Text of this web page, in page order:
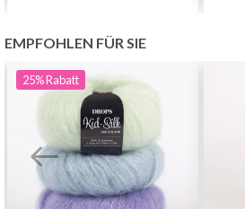
EMPFOHLEN FÜR SIE
25%Rabatt